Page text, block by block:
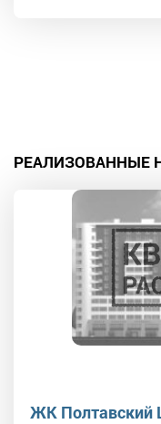
РЕАЛИЗОВАННЫЕ
ЖК Полтавский